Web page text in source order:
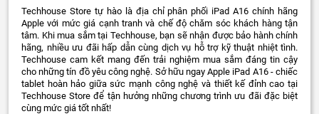
Techhouse Store tự hào là địa chỉ phân phối iPad A16 chính hãng
Apple với mức giá cạnh tranh và chế độ chăm sóc khách hàng tận
tâm. Khi mua sắm tại Techhouse, bạn sẽ nhận được bảo hành chính
hãng, nhiều ưu đãi hấp dẫn cùng dịch vụ hỗ trợ kỹ thuật nhiệt tình.
Techhouse cam kết mang đến trải nghiệm mua sắm đáng tin cậy
cho những tín đồ yêu công nghệ. Sở hữu ngay Apple iPad A16 - chiếc
tablet hoàn hảo giữa sức mạnh công nghệ và thiết kế đỉnh cao tại
Techhouse Store để tận hưởng những chương trình ưu đãi đặc biệt
cùng mức giá tốt nhất!